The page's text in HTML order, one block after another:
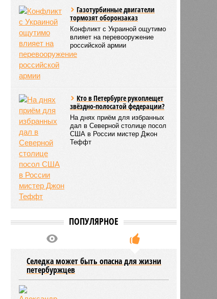
Газотурбинные двигатели
тормозят оборонзаказ
Конфликт с Украиной ощутимо
влияет на перевооружение
российской армии
Кто в Петербурге рукоплещет
звёздно-полосатой федерации?
На днях приём для избранных
дал в Северной столице посол
США в России мистер Джон
Теффт
ПОПУЛЯРНОЕ
Селедка может быть опасна для жизни
петербуржцев